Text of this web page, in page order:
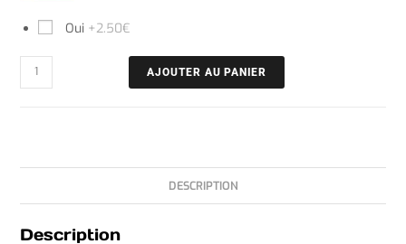
Oui +2.50€
AJOUTER AU PANIER
DESCRIPTION
Description